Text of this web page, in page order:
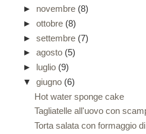
► novembre (8)
► ottobre (8)
► settembre (7)
► agosto (5)
► luglio (9)
▼ giugno (6)
Hot water sponge cake
Tagliatelle all'uovo con
Torta salata con formaggio